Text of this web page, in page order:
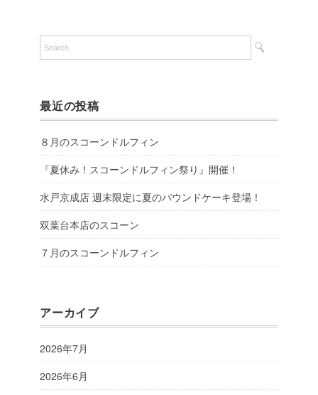
最近の投稿
８月のスコーンドルフィン
『夏休み！スコーンドルフィン祭り』開催！
水戸京成店 週末限定に夏のパウンドケーキ登場！
双葉台本店のスコーン
７月のスコーンドルフィン
アーカイブ
2026年7月
2026年6月